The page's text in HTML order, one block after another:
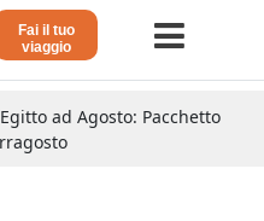
Fai il tuo
viaggio
ad Agosto: Pacchetto